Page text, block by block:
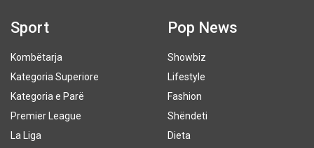
Sport
Kombëtarja
Kategoria Superiore
Kategoria e Parë
Premier League
La Liga
Pop News
Showbiz
Lifestyle
Fashion
Shëndeti
Dieta